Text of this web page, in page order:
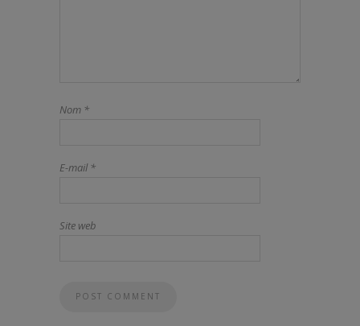
Nom *
E-mail*
Site web